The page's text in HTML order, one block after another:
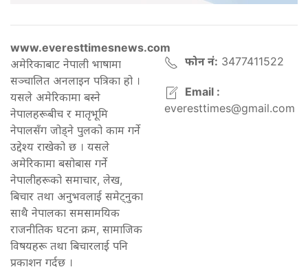
www.everesttimesnews.com
अमेरिकाबाट नेपाली भाषामा
सञ्चालित अनलाइन पत्रिका हो ।
यसले अमेरिकामा बस्ने
नेपालहरूबीच र मातृभूमि
नेपालसँग जोड्ने पुलको काम गर्ने
उद्देश्य राखेको छ । यसले
अमेरिकामा बसोबास गर्ने
नेपालीहरूको समाचार, लेख,
बिचार तथा अनुभवलाई समेट्नुका
साथै नेपालका समसामयिक
राजनीतिक घटना क्रम, सामाजिक
विषयहरू तथा बिचारलाई पनि
प्रकाशन गर्दछ ।
फोन नं: 3477411522
Email :
everesttimes@gmail.com